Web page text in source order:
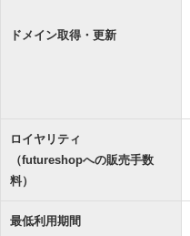
ドメイン取得・更新
ロイヤリティ
（futureshopへの販売手数
料）
最低利用期間